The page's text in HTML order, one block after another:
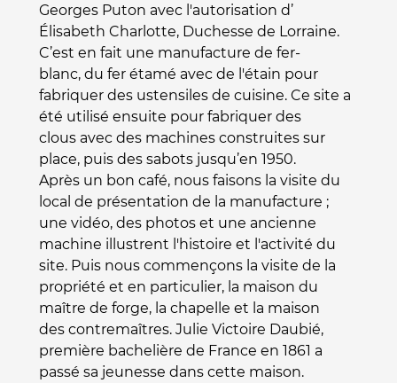
Georges Puton avec l'autorisation d’
Élisabeth Charlotte, Duchesse de Lorraine.
C’est en fait une manufacture de fer-
blanc, du fer étamé avec de l'étain pour
fabriquer des ustensiles de cuisine. Ce site a
été utilisé ensuite pour fabriquer des
clous avec des machines construites sur
place, puis des sabots jusqu’en 1950.
Après un bon café, nous faisons la visite du
local de présentation de la manufacture ;
une vidéo, des photos et une ancienne
machine illustrent l'histoire et l'activité du
site. Puis nous commençons la visite de la
propriété et en particulier, la maison du
maître de forge, la chapelle et la maison
des contremaîtres. Julie Victoire Daubié,
première bachelière de France en 1861 a
passé sa jeunesse dans cette maison.